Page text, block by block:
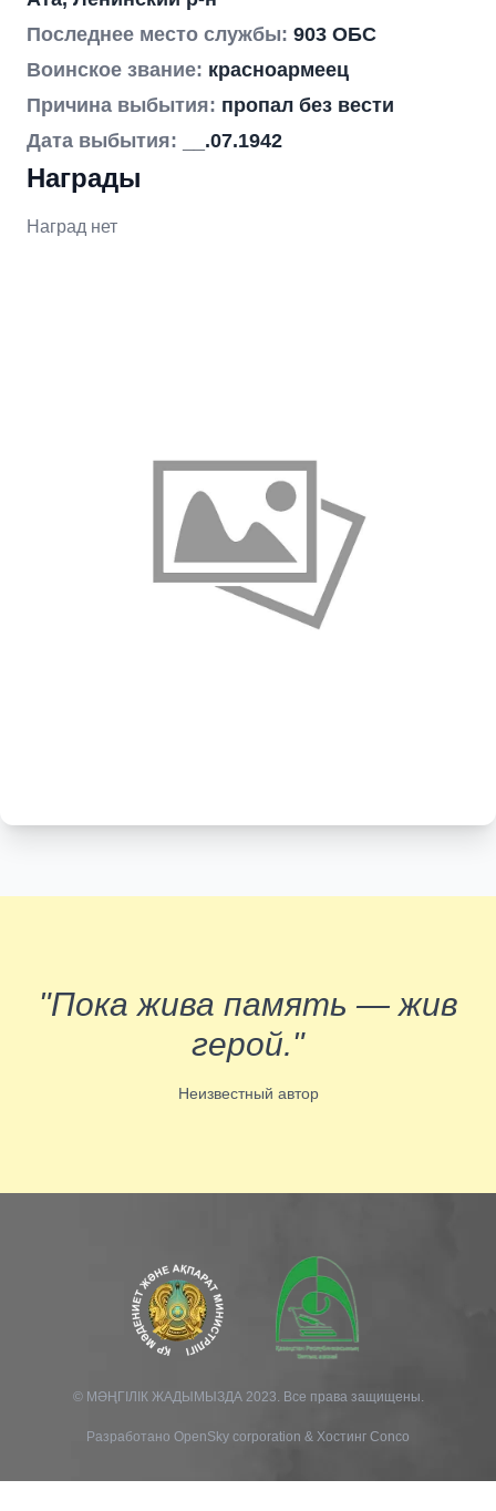
Последнее место службы: 903 ОБС
Воинское звание: красноармеец
Причина выбытия: пропал без вести
Дата выбытия:
__.07.1942
Награды
Наград нет
"Пока жива память — жив
герой."
Неизвестный автор
© МӘҢГІЛІК ЖАДЫМЫЗДА 2023. Все права защищены.
Разработано OpenSky corporation & Хостинг Conco